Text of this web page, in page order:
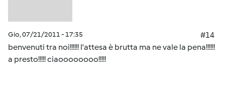
Gio, 07/21/2011 - 17:35
#14
benvenuti tra noi!!!!!! l'attesa è brutta ma ne vale la pena!!!!!!
a presto!!!!! ciaoooooooo!!!!!